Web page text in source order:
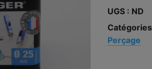
UGS : ND
Perçage